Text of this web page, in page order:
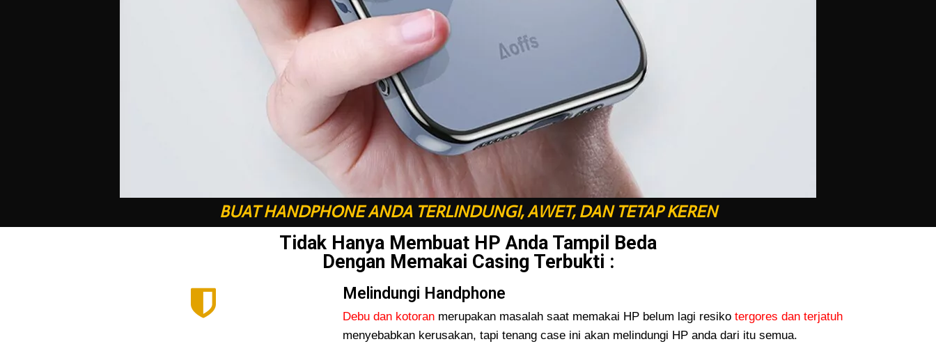
BUAT HANDPHONE ANDA TERLINDUNGI, AWET, DAN TETAP KEREN
Tidak Hanya Membuat HP Anda Tampil Beda
Dengan Memakai Casing Terbukti :
Melindungi Handphone
Debu dan kotoran merupakan masalah saat memakai HP belum lagi resiko tergores dan terjatuh
menyebabkan kerusakan, tapi tenang case ini akan melindungi HP anda dari itu semua.